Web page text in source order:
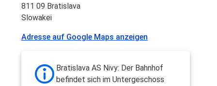
811 09 Bratislava
Slowakei
Adresse auf Google Maps anzeigen
Bratislava AS Nivy: Der Bahnhof
befindet sich im Untergeschoss